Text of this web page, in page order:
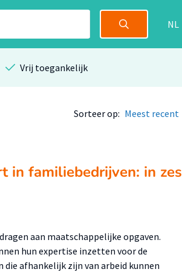
NL
Vrij toegankelijk
Sorteer op: Meest recent
in familiebedrijven: in zes
aan maatschappelijke opgaven.
hun expertise inzetten voor de
afhankelijk zijn van arbeid kunnen